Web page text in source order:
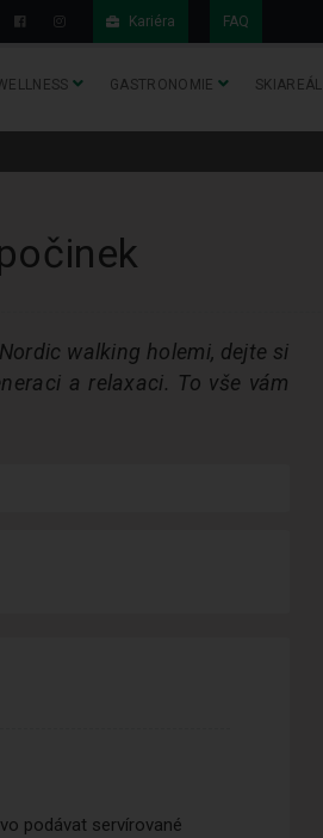
Kariéra FAQ
GASTRONOMIE SKIAREÁL
walking holemi, dejte si
a relaxaci. To vše vám
podávat servírované